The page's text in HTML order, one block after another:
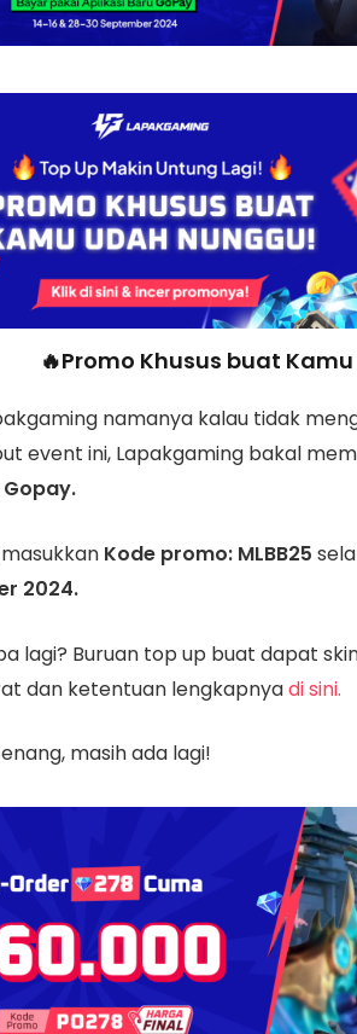
🔥Promo Khusus buat
namanya kalau tidak
event ini, Lapakgaming bakal
Gopay.
Kode promo: MLBB25
2024.
lagi? Buruan top up buat dapat
dan ketentuan lengkapnyadi sini.
masih ada lagi!